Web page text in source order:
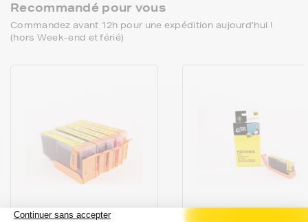
Recommandé pour vous
Commandez avant 12h pour une expédition aujourd’hui !
(hors Week-end et férié)